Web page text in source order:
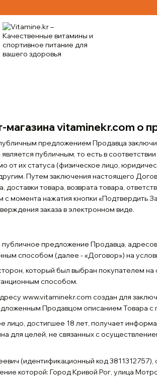
магазинаvitaminekr.com о
предложением Продавца
публичным, то есть в
от их статуса (физическое лицо,
Путем заключения настоящего
товара, возврата товара,
момента нажатия кнопки «Подтвердить
заказа в электронном виде.
предложение Продавца,
способом (далее - «Договор») на
который был выбран покупателем
способом.
www.vitaminekr.com создан для
Продавцом описанием Товара
лицо, достигшее 18 лет, получает
для целей, не связанных с
(идентификационный код
которой: Город Кривой Рог, улица